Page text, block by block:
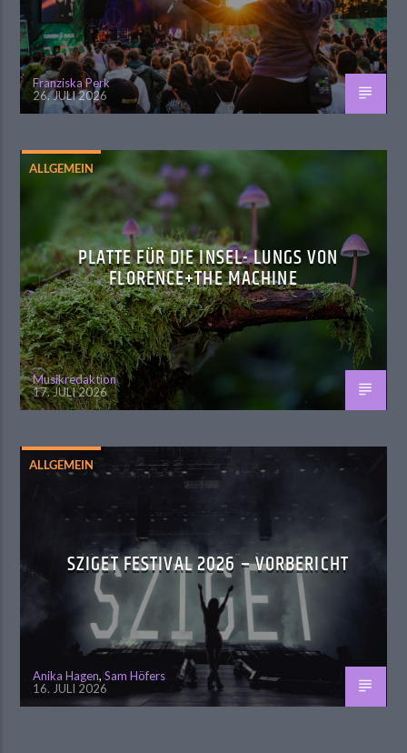
Franziska Perk
26. JULI 2026
ALLGEMEIN
PLATTE FÜR DIE INSEL- LUNGS VON
FLORENCE+THE MACHINE
Musikredaktion
17. JULI 2026
ALLGEMEIN
SZIGET FESTIVAL 2026 – VORBERICHT
Anika Hagen,Sam Höfers
16. JULI 2026